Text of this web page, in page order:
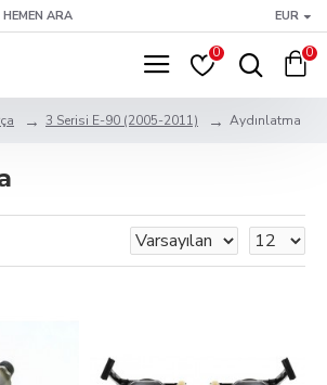
HEMEN ARA EUR
0 0
3 Serisi E-90 (2005-2011) Aydınlatma